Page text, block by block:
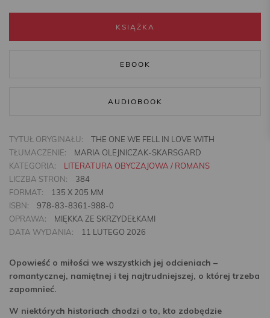
KSIĄŻKA
EBOOK
AUDIOBOOK
TYTUŁ ORYGINAŁU:
THE ONE WE FELL IN LOVE WITH
TŁUMACZENIE:
MARIA OLEJNICZAK-SKARSGARD
KATEGORIA:
LITERATURA OBYCZAJOWA / ROMANS
LICZBA STRON:
384
FORMAT:
135 X 205 MM
ISBN:
978-83-8361-988-0
OPRAWA:
MIĘKKA ZE SKRZYDEŁKAMI
DATA WYDANIA:
11 LUTEGO 2026
Opowieść o miłości we wszystkich jej odcieniach –
romantycznej, namiętnej i tej najtrudniejszej, o której trzeba
zapomnieć.
W niektórych historiach chodzi o to, kto zdobędzie